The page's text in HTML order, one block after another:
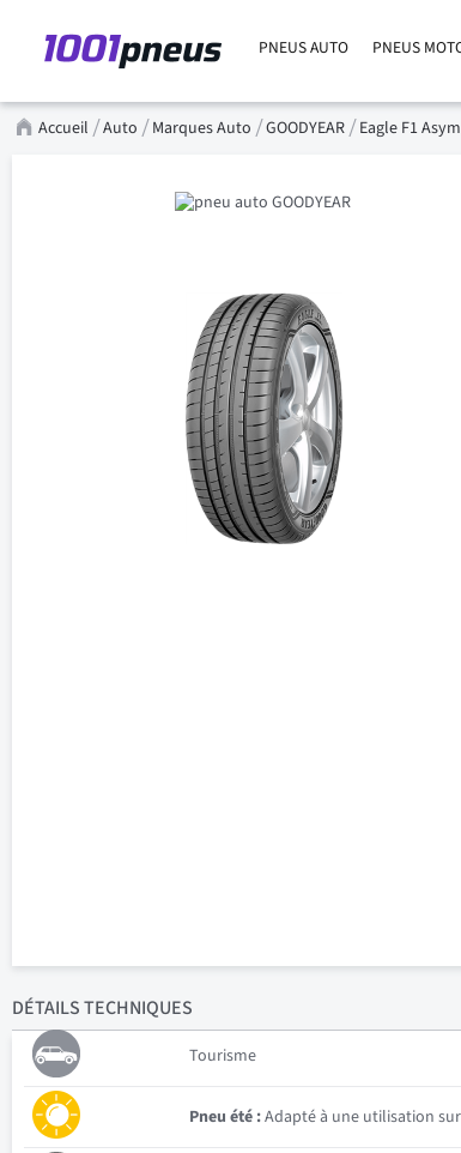
PNEUS AUTO PNEUS
Accueil Auto Marques Auto GOODYEAR Eagle F1
DÉTAILSTECHNIQUES
Tourisme
Pneu été :Adapté à une utilisation